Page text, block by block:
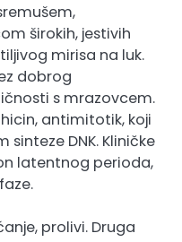
širokih, jestivih
mirisa na luk.
dobrog
s mrazovcem.
antimitotik, koji
DNK. Kliničke
latentnog perioda,
prolivi. Druga